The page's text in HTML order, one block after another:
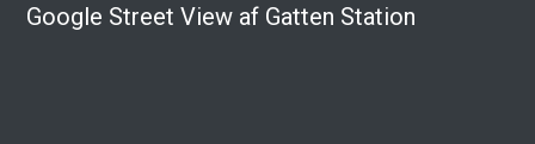
Google Street View af Gatten Station